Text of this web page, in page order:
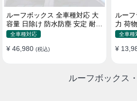
ルーフボックス 全車種対応 大
容量 日除け 防水防塵 安定 耐久
使い便利 折畳式 車用ラゲッジ
全車種対応
¥ 46,980 (税込)
ルー
力 荷
トラッ
全車種
¥
ルーフボックス